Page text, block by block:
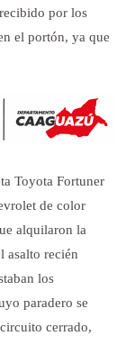
por los
el portón, ya que
Toyota Fortuner
de color
alquilaron la
asalto recién
los
paradero se
cerrado,